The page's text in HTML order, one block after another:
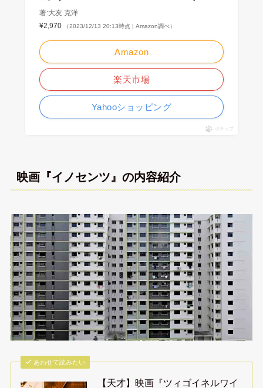
著:大友 克洋
¥2,970
（2023/12/13 20:13時点 | Amazon調べ）
Amazon
楽天市場
Yahooショッピング
ポチップ
映画『イノセンツ』の内容紹介
あわせて読みたい
【天才】映画『ツィゴイネルワイ